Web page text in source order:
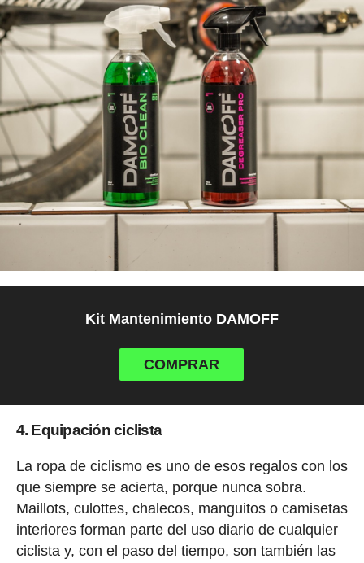
Kit Mantenimiento DAMOFF
COMPRAR
4. Equipación ciclista
La ropa de ciclismo es uno de esos regalos con los
que siempre se acierta, porque nunca sobra.
Maillots, culottes, chalecos, manguitos o camisetas
interiores forman parte del uso diario de cualquier
ciclista y, con el paso del tiempo, son también las